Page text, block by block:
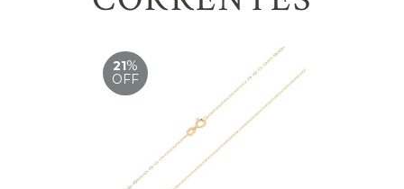
21%
OFF